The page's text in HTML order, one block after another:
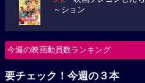
～ション
今週の映画動員数ランキング
要チェック！今週の３本